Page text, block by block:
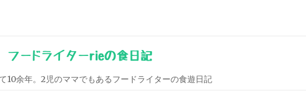
フードライターrieの食日記
10余年。2児のママでもあるフードライターの食遊日記